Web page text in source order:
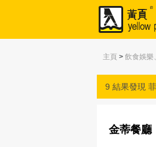
主頁 > 飲食娛樂
9 結果發現
金蒂餐廳